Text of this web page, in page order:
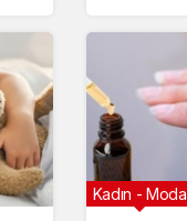
Kadın - Moda